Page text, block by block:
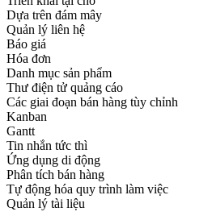
Dựa trên đám mây
Quản lý liên hệ
Báo giá
Hóa đơn
Danh mục sản phẩm
Thư điện tử quảng cáo
Các giai đoạn bán hàng tùy chỉnh
Kanban
Gantt
Tin nhắn tức thì
Ứng dụng di động
Phân tích bán hàng
Tự động hóa quy trình làm việc
Quản lý tài liệu